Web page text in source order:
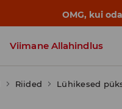
OMG, kui
Viimane Allahindlus
Riided Lühikesed